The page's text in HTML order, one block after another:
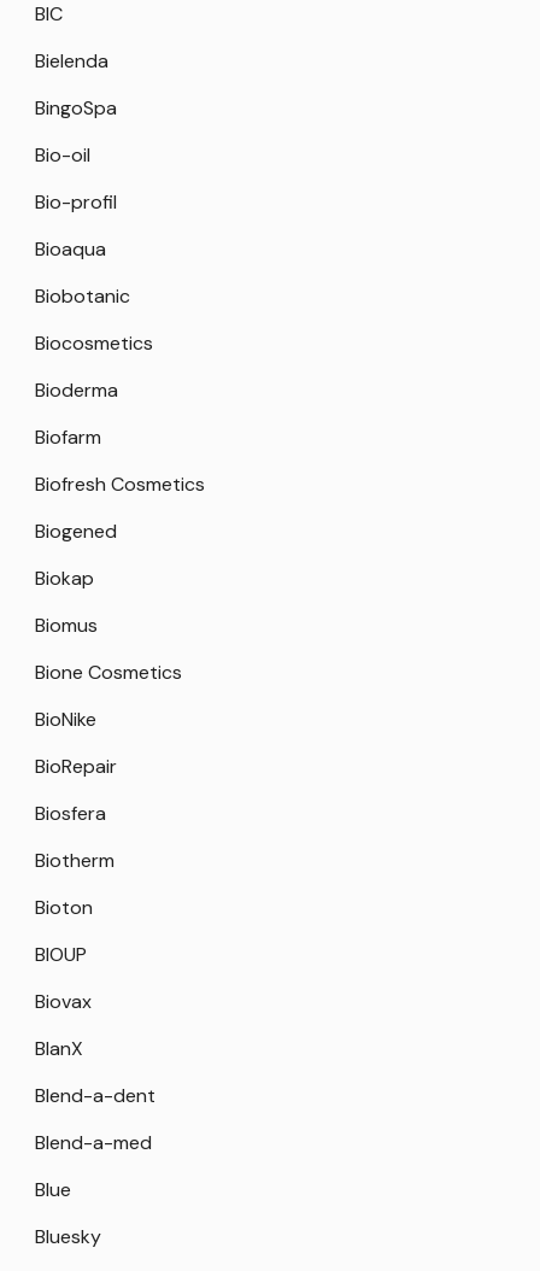
BIC
Bielenda
BingoSpa
Bio-oil
Bio-profil
Bioaqua
Biobotanic
Biocosmetics
Bioderma
Biofarm
Biofresh Cosmetics
Biogened
Biokap
Biomus
Bione Cosmetics
BioNike
BioRepair
Biosfera
Biotherm
Bioton
BIOUP
Biovax
BlanX
Blend-a-dent
Blend-a-med
Blue
Bluesky